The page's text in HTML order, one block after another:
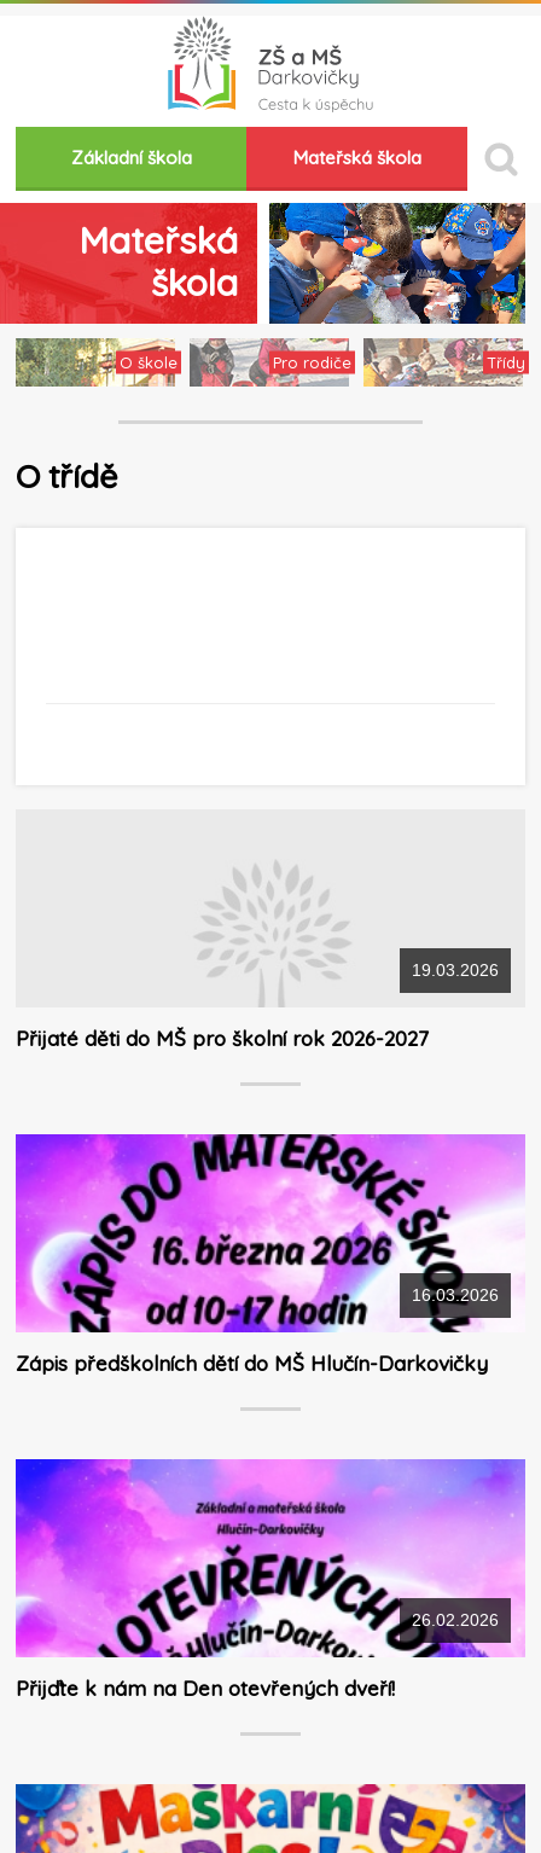
Základní škola Mateřská škola
Mateřská
škola
O škole Pro rodiče Třídy
O třídě
19.03.2026
Přijaté děti do MŠ pro školní rok 2026-2027
16.03.2026
Zápis předškolních dětí do MŠ Hlučín-Darkovičky
26.02.2026
Přijďte k nám na Den otevřených dveří!